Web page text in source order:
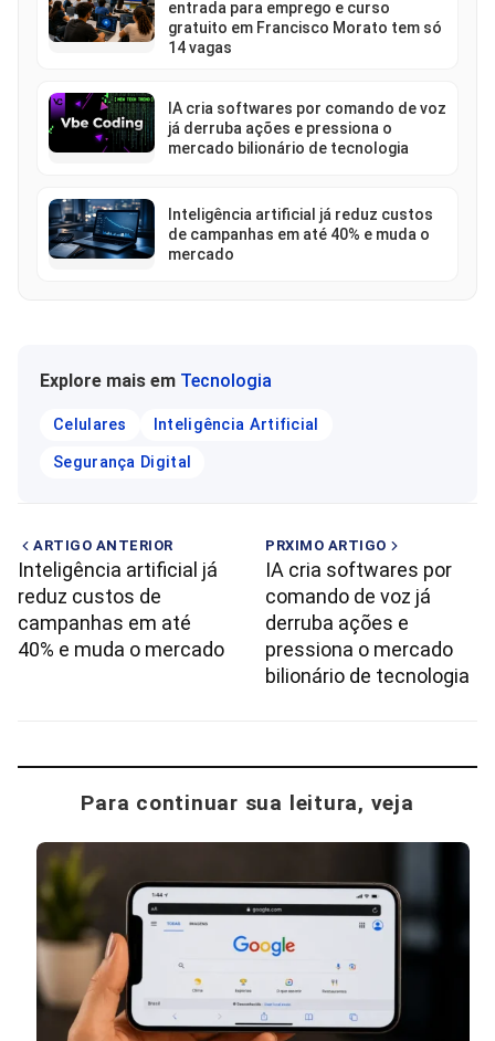
entrada para emprego e curso
gratuito em Francisco Morato tem só
14 vagas
IA cria softwares por comando de voz
já derruba ações e pressiona o
mercado bilionário de tecnologia
Inteligência artificial já reduz custos
de campanhas em até 40% e muda o
mercado
Explore mais em Tecnologia
Celulares
Inteligência Artificial
Segurança Digital
ARTIGO ANTERIOR
Inteligência artificial já
reduz custos de
campanhas em até
40% e muda o mercado
PRXIMO ARTIGO
IA cria softwares por
comando de voz já
derruba ações e
pressiona o mercado
bilionário de tecnologia
Para continuar sua leitura, veja